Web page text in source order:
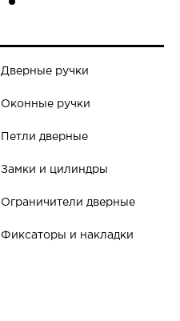
Дверные ручки
Оконные ручки
Петли дверные
Замки и цилиндры
Ограничители дверные
Фиксаторы и накладки